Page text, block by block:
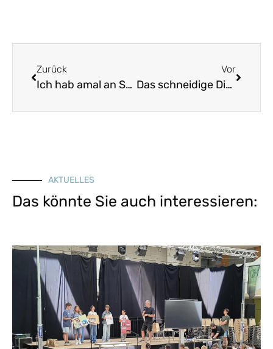
Zurück
Ich hab amal an Schatz gehabt
Vor
Das schneidige Dirndl
AKTUELLES
Das könnte Sie auch interessieren: